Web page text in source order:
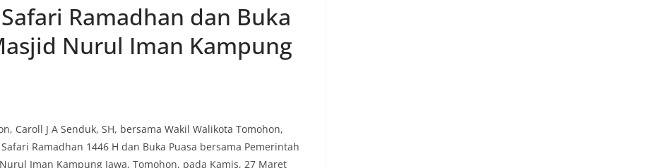
Ramadhan dan Buka
Nurul Iman Kampung
Caroll J A Senduk, SH, bersama Wakil Walikota Tomohon,
Ramadhan 1446 H dan Buka Puasa bersama Pemerintah
Iman Kampung Jawa, Tomohon, pada Kamis, 27 Maret